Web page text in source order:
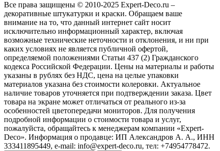
Все права защищены © 2010-2025 Expert-Deco.ru –
декоративные штукатурки и краски. Обращаем ваше
внимание на то, что данный интернет сайт носит
исключительно информационный характер, включая
возможные технические неточности и отклонения, и ни при
каких условиях не является публичной офертой,
определяемой положениями Статьи 437 (2) Гражданского
кодекса Российской Федерации. Цены на материалы и работы
указаны в рублях без НДС, цена на целые упаковки
материалов указана без стоимости колеровки. Актуальное
наличие товаров уточняется при подтверждении заказа. Цвет
товара на экране может отличаться от реального из‑за
особенностей цветопередачи мониторов. Для получения
подробной информации о стоимости товара и услуг,
пожалуйста, обращайтесь к менеджерам компании «Expert-
Deco». Информация о продавце: ИП Александров А. А., ИНН
333411895449, e-mail: info@expert-deco.ru, тел: +74954778472.